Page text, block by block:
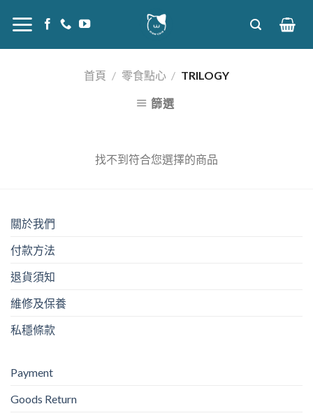
首頁 / 零食點心 / TRILOGY
篩選
找不到符合您選擇的商品
關於我們
付款方法
退貨須知
維修及保養
私穩條款
Payment
Goods Return